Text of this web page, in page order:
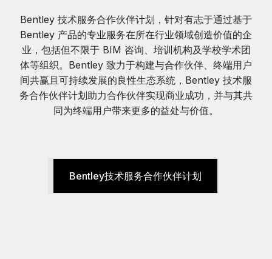
Bentley 技术服务合作伙伴计划，针对有志于通过基于
Bentley 产品的专业服务在所在行业领域创造价值的企
业，包括但不限于 BIM 咨询、培训机构及学校学术团
体等组织。Bentley 致力于构建与合作伙伴、终端用户
间共赢且可持续发展的良性生态系统，Bentley 技术服
务合作伙伴计划助力合作伙伴实现商业成功，并与其共
同为终端用户带来更多的益处与价值。
Bentley技术服务合作伙伴计划